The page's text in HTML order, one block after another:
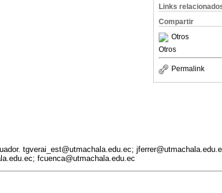
Links
Compartir
Otros
Otros
Permalink
tgverai_est@utmachala.edu.ec;
fcuenca@utmachala.edu.ec